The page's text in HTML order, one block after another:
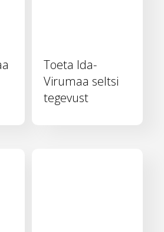
Toeta Ida-
Virumaa seltsi
tegevust